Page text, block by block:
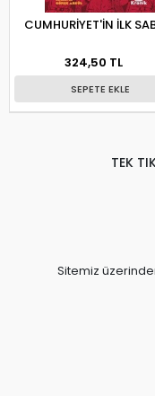
CUMHURİYET'İN İLK
324,50 TL
SEPETE EKLE
TEK
Sitemiz